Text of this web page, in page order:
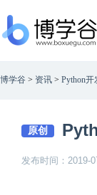
博学谷 > 资讯 > Python开
原创
发布时间：2019-